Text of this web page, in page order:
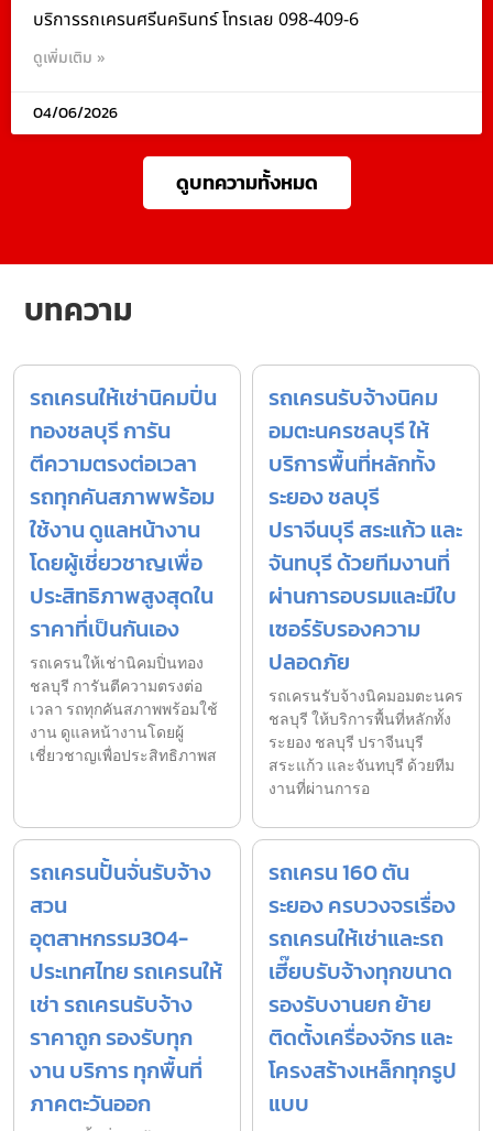
บริการรถเครนศรีนครินทร์ โทรเลย 098-409-6
ดูเพิ่มเติม »
04/06/2026
ดูบทความทั้งหมด
บทความ
รถเครนให้เช่านิคมปิ่น
ทองชลบุรี การัน
ตีความตรงต่อเวลา
รถทุกคันสภาพพร้อม
ใช้งาน ดูแลหน้างาน
โดยผู้เชี่ยวชาญเพื่อ
ประสิทธิภาพสูงสุดใน
ราคาที่เป็นกันเอง
รถเครนให้เช่านิคมปิ่นทอง
ชลบุรี การันตีความตรงต่อ
เวลา รถทุกคันสภาพพร้อมใช้
งาน ดูแลหน้างานโดยผู้
เชี่ยวชาญเพื่อประสิทธิภาพส
รถเครนรับจ้างนิคม
อมตะนครชลบุรี ให้
บริการพื้นที่หลักทั้ง
ระยอง ชลบุรี
ปราจีนบุรี สระแก้ว และ
จันทบุรี ด้วยทีมงานที่
ผ่านการอบรมและมีใบ
เซอร์รับรองความ
ปลอดภัย
รถเครนรับจ้างนิคมอมตะนคร
ชลบุรี ให้บริการพื้นที่หลักทั้ง
ระยอง ชลบุรี ปราจีนบุรี
สระแก้ว และจันทบุรี ด้วยทีม
งานที่ผ่านการอ
รถเครนปั้นจั่นรับจ้าง
สวน
อุตสาหกรรม304-
ประเทศไทย รถเครนให้
เช่า รถเครนรับจ้าง
ราคาถูก รองรับทุก
งาน บริการ ทุกพื้นที่
ภาคตะวันออก
รถเครน 160 ตัน
ระยอง ครบวงจรเรื่อง
รถเครนให้เช่าและรถ
เฮี๊ยบรับจ้างทุกขนาด
รองรับงานยก ย้าย
ติดตั้งเครื่องจักร และ
โครงสร้างเหล็กทุกรูป
แบบ